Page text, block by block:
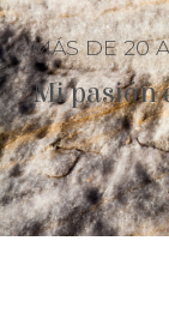
MÁS DE 20
Mi pasión